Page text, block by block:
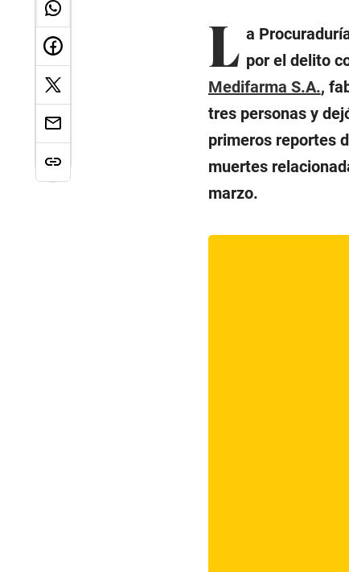
L a
por el delito
Medifarma S.A.,
tres personas y
primeros reportes
muertes
marzo.